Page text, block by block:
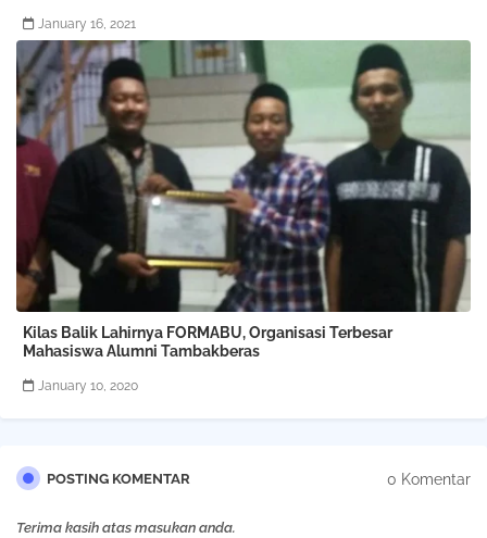
January 16, 2021
Kilas Balik Lahirnya FORMABU, Organisasi Terbesar
Mahasiswa Alumni Tambakberas
January 10, 2020
POSTING KOMENTAR 0 Komentar
Terima kasih atas masukan anda.